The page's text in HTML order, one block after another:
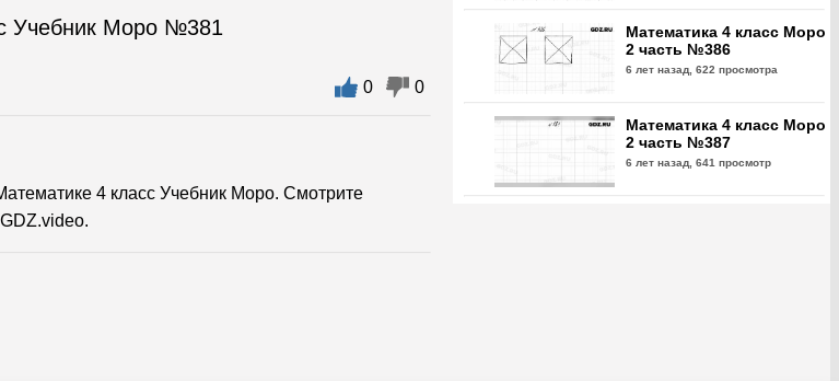
Учебник Моро №381
0 0
4 класс Учебник Моро. Смотрите
Математика 4 класс Моро
2 часть №386
6 лет назад, 622 просмотра
Математика 4 класс Моро
2 часть №387
6 лет назад, 641 просмотр